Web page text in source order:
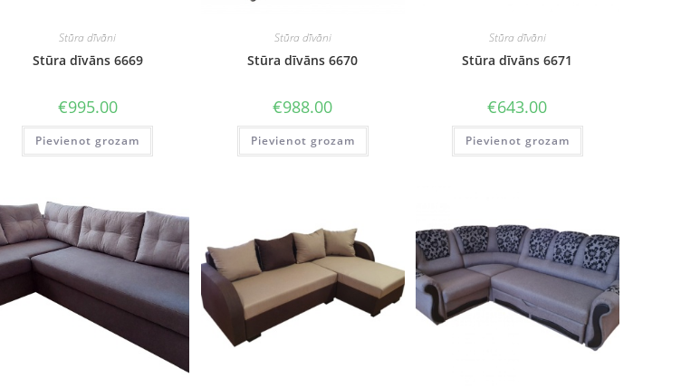
Stūra dīvāni
Stūra dīvāns 6669
€995.00
Pievienot grozam
Stūra dīvāni
Stūra dīvāns 6670
€988.00
Pievienot grozam
Stūra dīvāni
Stūra dīvāns 6671
€643.00
Pievienot grozam